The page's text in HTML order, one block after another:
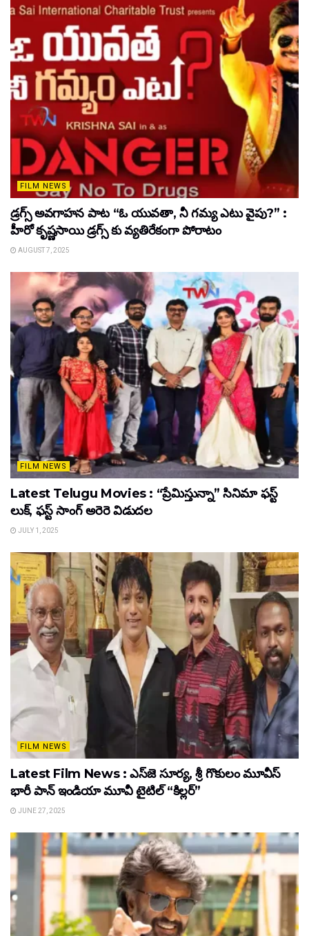
FILM NEWS
డ్రగ్స్ అవగాహన పాట “ఓ యువతా, నీ గమ్య ఎటు వైపు?” :
హీరో కృష్ణసాయి డ్రగ్స్ కు వ్యతిరేకంగా పోరాటం
AUGUST 7, 2025
FILM NEWS
Latest Telugu Movies : “ప్రేమిస్తున్నా” సినిమా ఫస్ట్
లుక్, ఫస్ట్ సాంగ్ అరెరె విడుదల
JULY 1, 2025
FILM NEWS
Latest Film News : ఎస్‌జె సూర్య, శ్రీ గొకులం మూవీస్‌
భారీ పాన్‌ ఇండియా మూవీ టైటిల్ “కిల్లర్”
JUNE 27, 2025